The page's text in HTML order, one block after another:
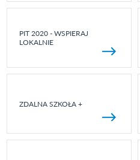
PIT 2020 - WSPIERAJ
LOKALNIE
ZDALNA SZKOŁA +